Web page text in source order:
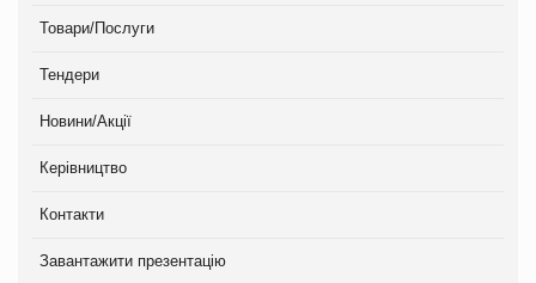
Товари/Послуги
Тендери
Новини/Акції
Керівництво
Контакти
Завантажити презентацію